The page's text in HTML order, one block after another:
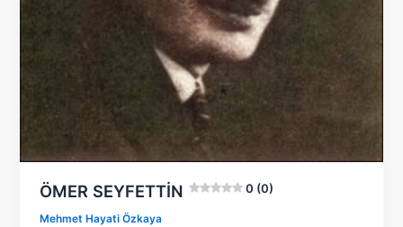
ÖMER SEYFETTİN 0 (0)
Mehmet Hayati Özkaya